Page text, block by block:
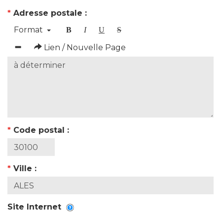
* Adresse postale :
Format
B I U S
Lien / Nouvelle Page
* Code postal :
* Ville :
Site Internet